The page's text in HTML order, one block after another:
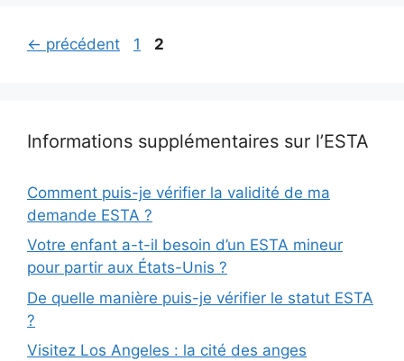
← précédent Page
1 Page
2
Informations supplémentaires sur l’ESTA
Comment puis-je vérifier la validité de ma
demande ESTA ?
Votre enfant a-t-il besoin d’un ESTA mineur
pour partir aux États-Unis ?
De quelle manière puis-je vérifier le statut ESTA
?
Visitez Los Angeles : la cité des anges